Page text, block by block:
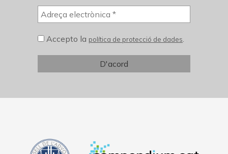
Accepto la política de protecció de dades.